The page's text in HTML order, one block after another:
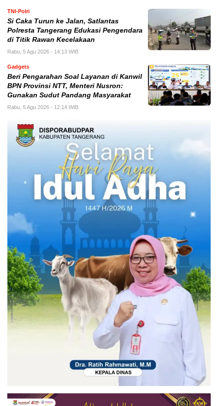
TNI-Polri
Si Caka Turun ke Jalan, Satlantas
Polresta Tangerang Edukasi Pengendara
di Titik Rawan Kecelakaan
Rabu, 5 Agu 2026 - 14:13 WIB
Gadgets
Beri Pengarahan Soal Layanan di Kanwil
BPN Provinsi NTT, Menteri Nusron:
Gunakan Sudut Pandang Masyarakat
Rabu, 5 Agu 2026 - 12:14 WIB